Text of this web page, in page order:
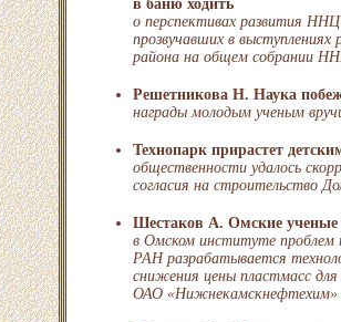
в баню ходить
о перспективах развития
прозвучавших в выступлениях
района на общем собрании
Решетникова Н. Наука
награды молодым ученым
Технопарк прирастет
общественности удалось
согласия на строительство
Шестаков А. Омские ученые
в Омском институте проблем
РАН разрабатывается
снижения цены пластмасс для
ОАО «Нижнекамскнефтехим»